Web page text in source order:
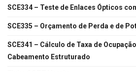
SCE334 – Teste de Enlaces Ópticos
SCE335 – Orçamento de Perda e de
SCE341 – Cálculo de Taxa de
Cabeamento Estruturado